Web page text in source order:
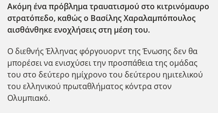
Ακόμη ένα πρόβλημα τραυατισμού στο κιτρινόμαυρο
στρατόπεδο, καθώς ο Βασίλης Χαραλαμπόπουλος
αισθάνθηκε ενοχλήσεις στη μέση του.
Ο διεθνής Έλληνας φόργουορντ της Ένωσης δεν θα
μπορέσει να ενισχ΄υσει την προσπάθεια της ομάδας
του στο δεύτερο ημίχρονο του δεύτερου ημιτελικού
του ελληνικού πρωταθλήματος κόντρα στον
Ολυμπιακό.